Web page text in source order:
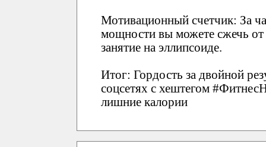
Мотивационный счетчик: За
мощности вы можете сжечь
занятие на эллипсоиде.
Итог: Гордость за двойной
соцсетях с хештегом
лишние калории